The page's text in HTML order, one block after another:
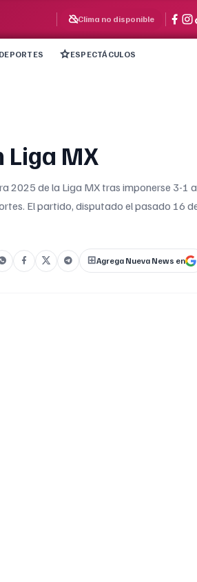
Clima no disponible
DEPORTES ESPECTÁCULOS
Liga MX
2025 de la Liga MX tras imponerse 3-1 a
El partido, disputado el pasado 16
Agrega Nueva News en